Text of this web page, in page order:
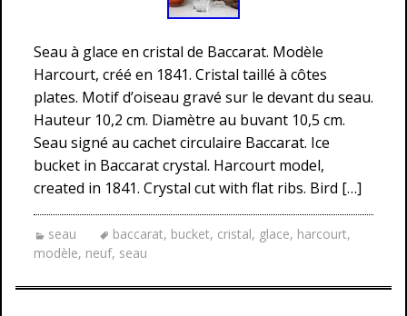
Seau à glace en cristal de Baccarat. Modèle
Harcourt, créé en 1841. Cristal taillé à côtes
plates. Motif d’oiseau gravé sur le devant du seau.
Hauteur 10,2 cm. Diamètre au buvant 10,5 cm.
Seau signé au cachet circulaire Baccarat. Ice
bucket in Baccarat crystal. Harcourt model,
created in 1841. Crystal cut with flat ribs. Bird […]
seau baccarat, bucket, cristal, glace, harcourt,
modèle, neuf, seau